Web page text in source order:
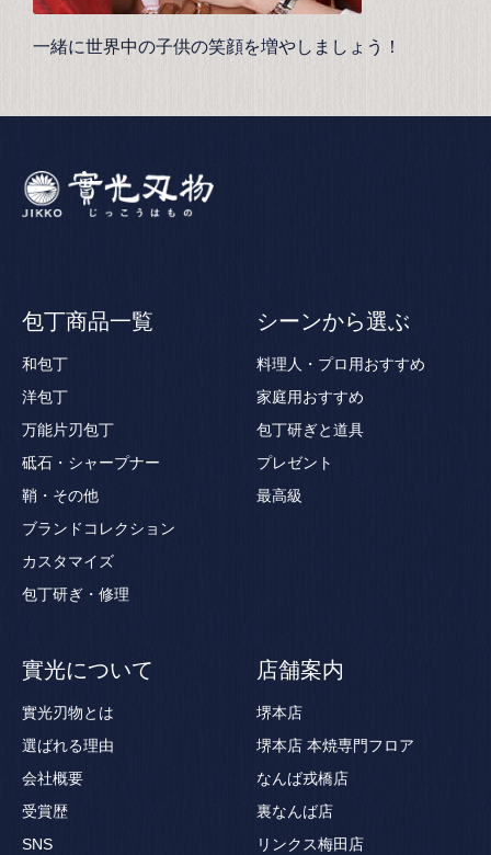
一緒に世界中の子供の笑顔を増やしましょう！
包丁商品一覧
和包丁
洋包丁
万能片刃包丁
砥石・シャープナー
鞘・その他
ブランドコレクション
カスタマイズ
包丁研ぎ・修理
シーンから選ぶ
料理人・プロ用おすすめ
家庭用おすすめ
包丁研ぎと道具
プレゼント
最高級
實光について
實光刃物とは
選ばれる理由
会社概要
受賞歴
SNS
店舗案内
堺本店
堺本店 本焼専門フロア
なんば戎橋店
裏なんば店
リンクス梅田店